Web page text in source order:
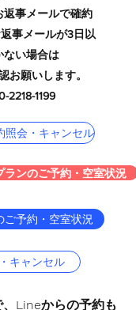
返事メールで確約
事メールが3日以
ない場合は
お願いします。
2218-1199
照会・キャンセル
ンのご予約・空室状況
ご予約・空室状況
キャンセル
Lineからの予約も